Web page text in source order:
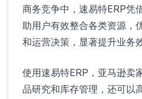
商务竞争中，速易特ERP凭
助用户有效整合各类资源，
和运营决策，显著提升业务效
使用速易特ERP，亚马逊卖
品研究和库存管理，还可以